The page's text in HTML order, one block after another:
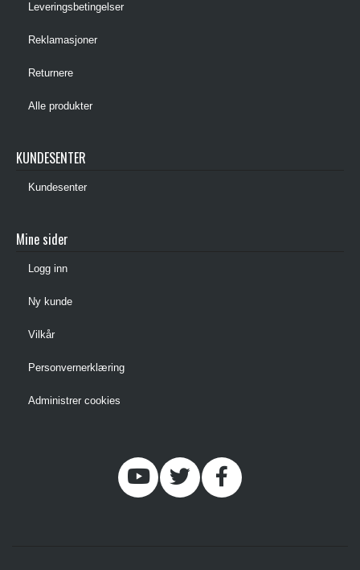
Leveringsbetingelser
Reklamasjoner
Returnere
Alle produkter
KUNDESENTER
Kundesenter
Mine sider
Logg inn
Ny kunde
Vilkår
Personvernerklæring
Administrer cookies